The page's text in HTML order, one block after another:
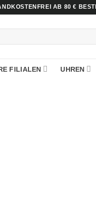
AB 80 €
FILIALEN UHREN